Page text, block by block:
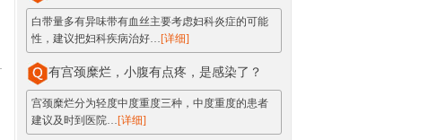
星期五 星期六 星期日
白带量多有异味带有血丝主要考虑妇科炎症的可能
性，建议把妇科疾病治好…[详细]
有宫颈糜烂，小腹有点疼，是感染了？
宫颈糜烂分为轻度中度重度三种，中度重度的患者
建议及时到医院…[详细]